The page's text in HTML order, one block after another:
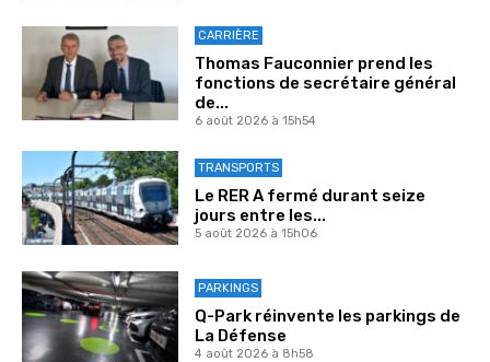
CARRIÈRE
Thomas Fauconnier prend les
fonctions de secrétaire général
de...
6 août 2026 à 15h54
TRANSPORTS
Le RER A fermé durant seize
jours entre les...
5 août 2026 à 15h06
PARKINGS
Q-Park réinvente les parkings de
La Défense
4 août 2026 à 8h58